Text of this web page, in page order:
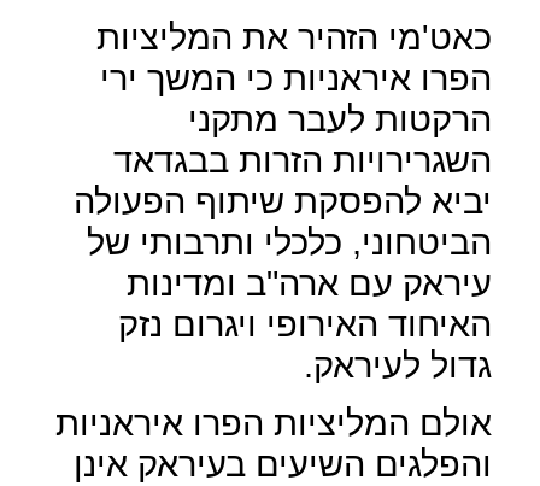
כאט'מי הזהיר את המליציות
הפרו איראניות כי המשך ירי
הרקטות לעבר מתקני
השגרירויות הזרות בבגדאד
יביא להפסקת שיתוף הפעולה
הביטחוני, כלכלי ותרבותי של
עיראק עם ארה"ב ומדינות
האיחוד האירופי ויגרום נזק
גדול לעיראק.
אולם המליציות הפרו איראניות
והפלגים השיעים בעיראק אינן